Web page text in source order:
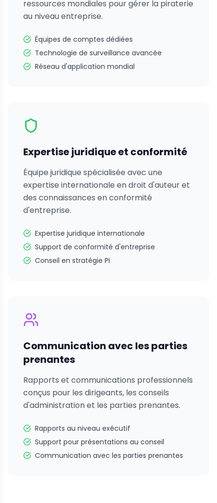
ressources mondiales pour gérer la piraterie
au niveau entreprise.
Équipes de comptes dédiées
Technologie de surveillance avancée
Réseau d'application mondial
Expertise juridique et conformité
Équipe juridique spécialisée avec une
expertise internationale en droit d'auteur et
des connaissances en conformité
d'entreprise.
Expertise juridique internationale
Support de conformité d'entreprise
Conseil en stratégie PI
Communication avec les parties
prenantes
Rapports et communications professionnels
conçus pour les dirigeants, les conseils
d'administration et les parties prenantes.
Rapports au niveau exécutif
Support pour présentations au conseil
Communication avec les parties prenantes